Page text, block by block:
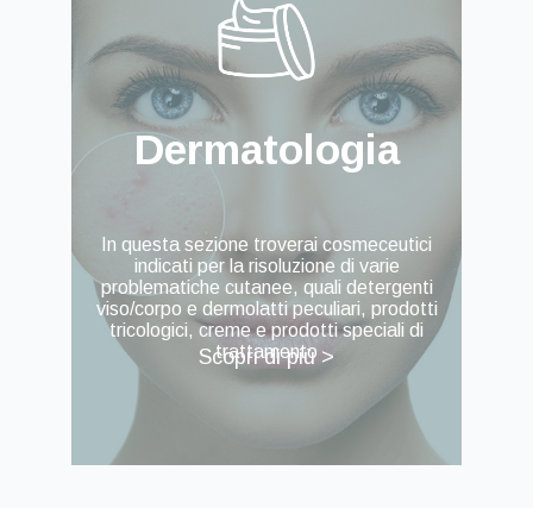
Dermatologia
In questa sezione troverai cosmeceutici
indicati per la risoluzione di varie
problematiche cutanee, quali detergenti
viso/corpo e dermolatti peculiari, prodotti
tricologici, creme e prodotti speciali di
trattamento
Scopri di più >